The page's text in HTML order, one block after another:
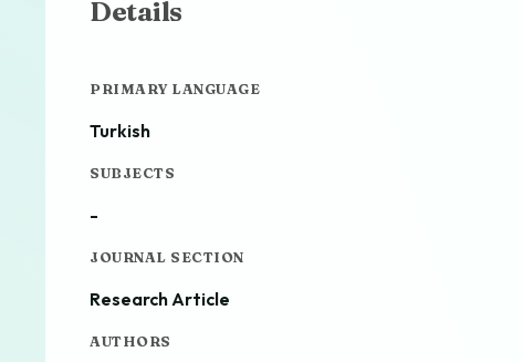
Details
PRIMARY LANGUAGE
Turkish
SUBJECTS
-
JOURNAL SECTION
Research Article
AUTHORS